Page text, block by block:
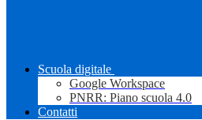
Scuola digitale
Google Workspace
PNRR: Piano scuola 4.0
Contatti